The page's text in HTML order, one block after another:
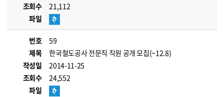
조회수
21,112
파일
번호
59
제목
한국철도공사 전문직 직원 공개 모집(~12.8)
작성일
2014-11-25
조회수
24,552
파일